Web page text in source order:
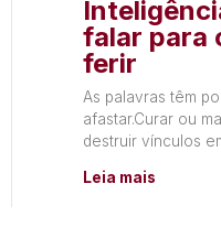
falar para
ferir
As palavras têm
afastar.Curar ou
destruir vínculos
Leia mais